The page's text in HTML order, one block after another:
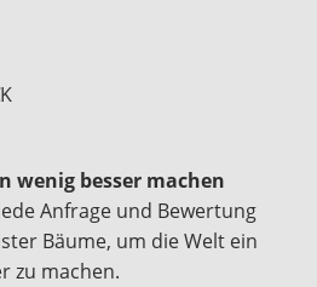
wenig besser machen
Anfrage und Bewertung
Bäume, um die Welt ein
zu machen.